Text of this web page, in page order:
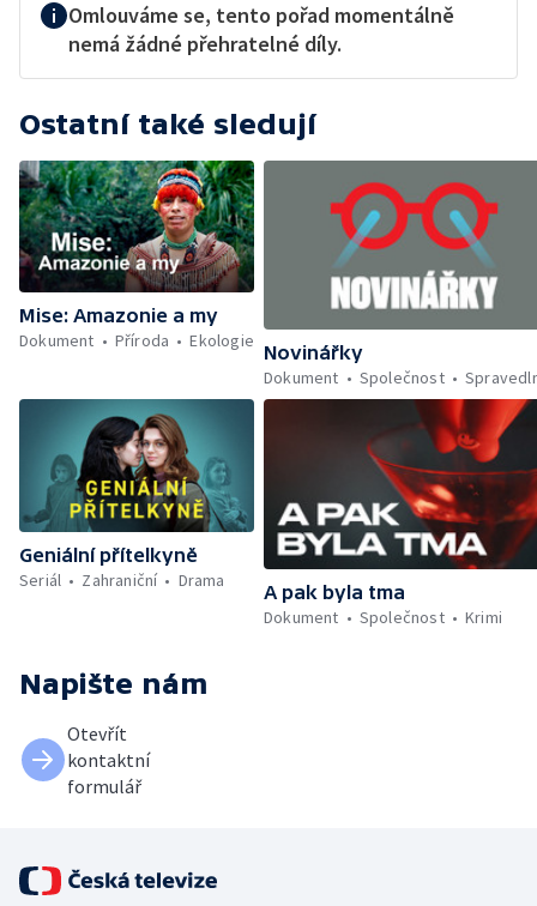
Omlouváme se, tento pořad momentálně
nemá žádné přehratelné díly.
Ostatní také sledují
Mise: Amazonie a my
Dokument
Příroda Ekologie
Novinářky
Dokument
Společnost
Geniální přítelkyně
Seriál
Zahraniční Drama
A pak byla tma
Dokument
Společnost Krimi
Napište nám
Otevřít
kontaktní
formulář